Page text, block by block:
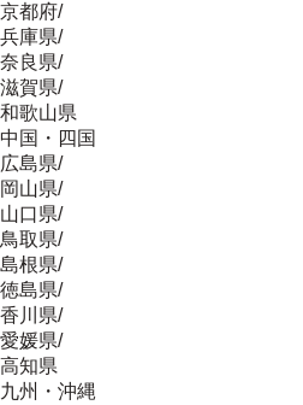
京都府/
兵庫県/
奈良県/
滋賀県/
和歌山県
中国・四国
広島県/
岡山県/
山口県/
鳥取県/
島根県/
徳島県/
香川県/
愛媛県/
高知県
九州・沖縄